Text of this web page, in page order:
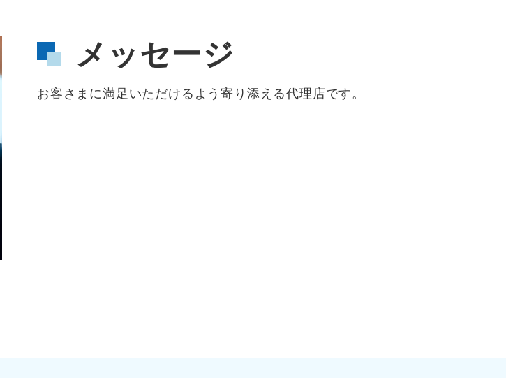
メッセージ
お客さまに満足いただけるよう寄り添える代理店です。